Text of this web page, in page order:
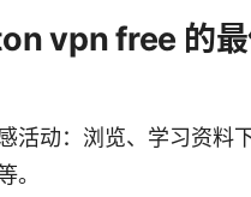
vpn free 的
活动：浏览、学习资料
。